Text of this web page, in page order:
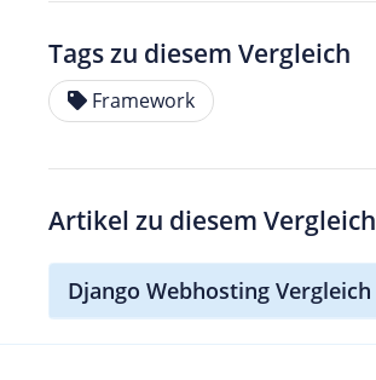
Tags zu diesem Vergleich
Framework
Artikel zu diesem Vergleich
Django Webhosting Vergleich